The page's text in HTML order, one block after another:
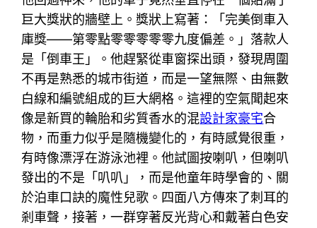
巨大獎狀的牆壁上。獎狀上寫著：「完美倒車入
庫獎——第零點零零零零零九度偏差。」落款人
是「倒車王」。他趕緊從車窗探出頭，發現周圍
不再是熟悉的城市街道，而是一望無際、由無數
白線和編號組成的巨大網格。這裡的空氣聞起來
像是新買的輪胎和劣質香水的混設計家豪宅合
物，而重力似乎是隨機變化的，有時感覺很重，
有時像漂浮在游泳池裡。他試圖按喇叭，但喇叭
發出的不是「叭叭」，而是他童年時學會的、關
於泊車口訣的魔性兒歌。四面八方傳來了刺耳的
剎車聲，接著，一群穿著反光背心和戴著白色安